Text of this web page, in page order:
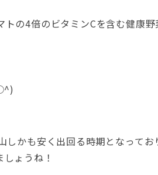
の4倍のビタミンCを含む健康野
かも安く出回る時期となってお
ょうね！